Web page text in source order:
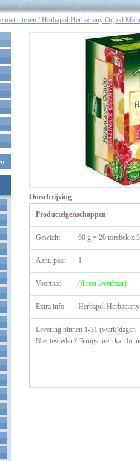
met citroen / Herbapol Herbaciany Ogrod
Omschrijving
Producteigenschappen
Gewicht 60 g = 20 torebek x
Aant. paar 1
Voorraad (direct leverbaar)
Extra info Herbapol
Levering binnen 1-31 (werk)dagen
Niet tevreden? Terugsturen kan